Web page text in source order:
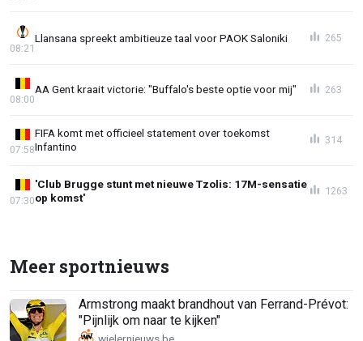
Llansana spreekt ambitieuze taal voor PAOK Saloniki
08:21
265
AA Gent kraait victorie: "Buffalo's beste optie voor mij"
08:00
263
FIFA komt met officieel statement over toekomst
Infantino
07:58
314
'Club Brugge stunt met nieuwe Tzolis: 17M-sensatie
op komst'
07:30
1263
Meer sportnieuws
Armstrong maakt brandhout van Ferrand-Prévot:
"Pijnlijk om naar te kijken"